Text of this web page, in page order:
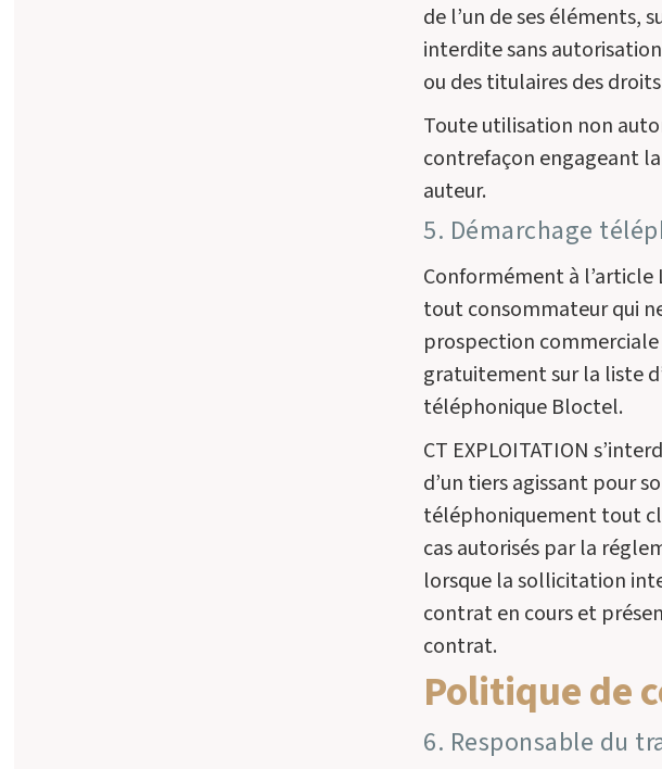
de l’un de ses éléments,
interdite sans
ou des titulaires des
Toute utilisation non
contrefaçon engageant
auteur.
5. Démarchage
Conformément à l’article
tout consommateur qui
prospection
gratuitement sur la liste
téléphonique Bloctel.
CT EXPLOITATION
d’un tiers agissant pour
téléphoniquement tout
cas autorisés par la
lorsque la sollicitation
contrat en cours et
contrat.
Politique de
6. Responsable du